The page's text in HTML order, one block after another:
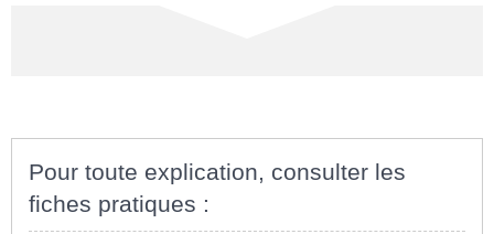
Pour toute explication, consulter les
fiches pratiques :